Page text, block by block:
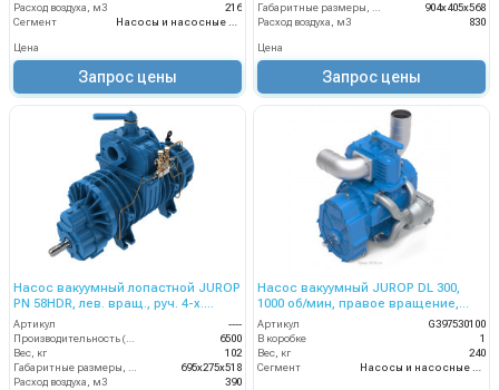
Расход воздуха, м3
216
Сегмент
Цена
Запрос цены
904х405х568
Расход воздуха, м3
830
Цена
Запрос цены
Насос вакуумный лопастной JUROP
PN 58HDR, лев. вращ., руч. 4-х.
клапан, гидромотор
Артикул
----
Производительность (л/мин)
6500
Вес, кг
102
Габаритные размеры, мм
695х275х518
Расход воздуха, м3
390
Насос вакуумный JUROP DL 300,
1000 об/мин, правое вращение,
пневмоклапан
Артикул
G397530100
В коробке
1
Вес, кг
240
Сегмент
Насосы и насосные станции